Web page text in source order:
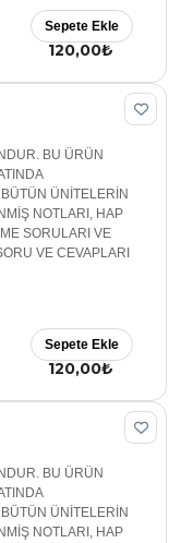
120,00₺
Sepete Ekle
BU ÜRÜN
ÜNİTELERİN
NOTLARI, HAP
SORULARI VE
VE CEVAPLARI
120,00₺
Sepete Ekle
BU ÜRÜN
ÜNİTELERİN
NOTLARI, HAP